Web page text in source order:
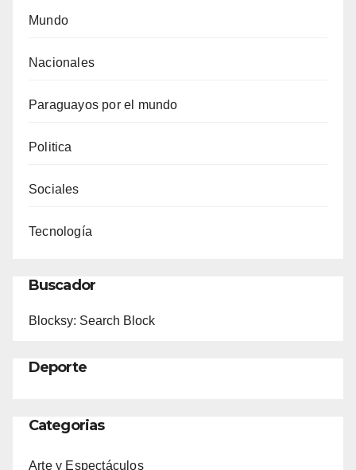
Mundo
Nacionales
Paraguayos por el mundo
Politica
Sociales
Tecnología
Buscador
Blocksy: Search Block
Deporte
Categorias
Arte y Espectáculos